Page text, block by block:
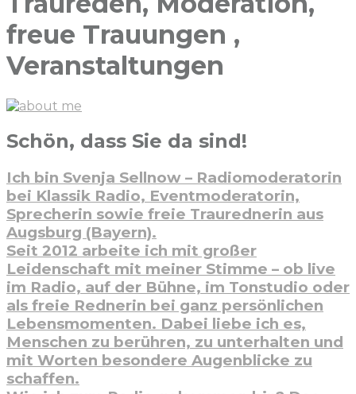
freue Trauungen ,
Veranstaltungen
Schön, dass Sie da sind!
Ich bin Svenja Sellnow – Radiomoderatorin
bei Klassik Radio, Eventmoderatorin,
Sprecherin sowie freie Traurednerin aus
Augsburg (Bayern).
Seit 2012 arbeite ich mit großer
Leidenschaft mit meiner Stimme – ob live
im Radio, auf der Bühne, im Tonstudio oder
als freie Rednerin bei ganz persönlichen
Lebensmomenten. Dabei liebe ich es,
Menschen zu berühren, zu unterhalten und
mit Worten besondere Augenblicke zu
schaffen.